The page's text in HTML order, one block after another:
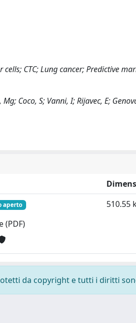
CTC; Lung cancer; Predictive
Coco, S; Vanni, I; Rijavec, E;
aperto
(PDF)
510.55
da copyright e tutti i diritti